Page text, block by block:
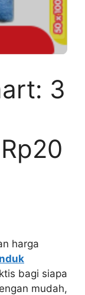
3
harga
bagi siapa
mudah,